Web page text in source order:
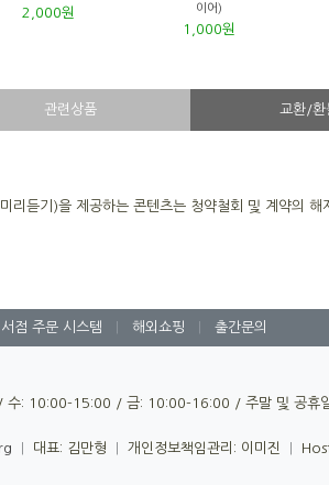
2,000원
이어)
1,000원
관련상품 교환/환
듣기)을 제공하는 콘텐츠는 청약철회 및 계약의 해
서점 주문 시스템 해외쇼핑 출간문의
수: 10:00-15:00 / 금: 10:00-16:00 / 주말 및 공휴
대표: 김만형 개인정보책임관리: 이미진